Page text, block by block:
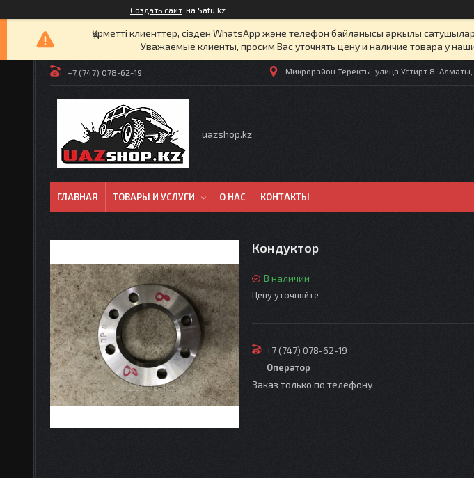
Создать сайт на Satu.kz
Құрметті клиенттер, сізден WhatsApp және телефон байланысы арқылы
Уважаемые клиенты, просим Вас уточнять цену и наличие товара у
+7 (747) 078-62-19 Микрорайон Теректы, улица Устирт 8, Алматы,
uazshop.kz
ГЛАВНАЯ ТОВАРЫ И УСЛУГИ О НАС КОНТАКТЫ
Кондуктор
В наличии
Цену уточняйте
+7 (747) 078-62-19
Оператор
Заказ только по телефону